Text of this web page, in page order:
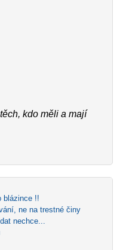
kdo měli a mají
blázince !!
ne na trestné činy
nechce...